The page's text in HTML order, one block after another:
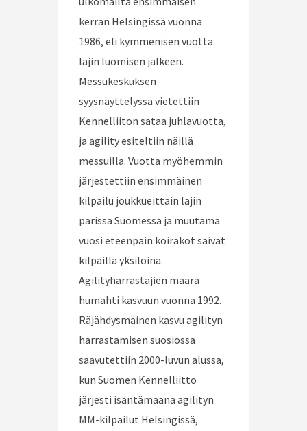
kerran Helsingissä vuonna
1986, eli kymmenisen vuotta
lajin luomisen jälkeen.
Messukeskuksen
syysnäyttelyssä vietettiin
Kennelliiton sataa juhlavuotta,
ja agility esiteltiin näillä
messuilla. Vuotta myöhemmin
järjestettiin ensimmäinen
kilpailu joukkueittain lajin
parissa Suomessa ja muutama
vuosi eteenpäin koirakot saivat
kilpailla yksilöinä.
Agilityharrastajien määrä
humahti kasvuun vuonna 1992.
Räjähdysmäinen kasvu agilityn
harrastamisen suosiossa
saavutettiin 2000-luvun alussa,
kun Suomen Kennelliitto
järjesti isäntämaana agilityn
MM-kilpailut Helsingissä,